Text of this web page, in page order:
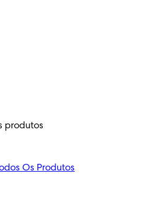
produtos
Os Produtos